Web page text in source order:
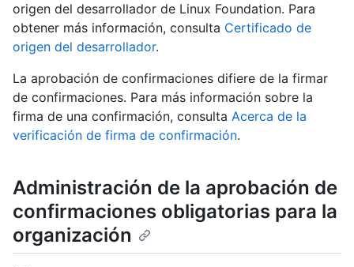
origen del desarrollador de Linux Foundation. Para
obtener más información, consulta Certificado de
origen del desarrollador.
La aprobación de confirmaciones difiere de la firmar
de confirmaciones. Para más información sobre la
firma de una confirmación, consulta Acerca de la
verificación de firma de confirmación.
Administración de la aprobación de
confirmaciones obligatorias para la
organización